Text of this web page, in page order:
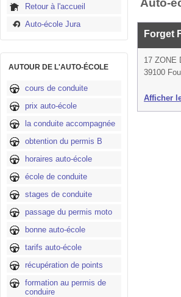
Retour à l'accueil
Auto-école Jura
AUTOUR DE L'AUTO-ÉCOLE
cours de conduite
prix auto-école
la conduite accompagnée
obtention du permis B
horaires auto-école
école de conduite
stages de conduite
passage du permis moto
bonne auto-école
tarifs auto-école
récupération de points
formation au permis de
conduire
Auto-
Forget
17 ZONE
39100
Afficher